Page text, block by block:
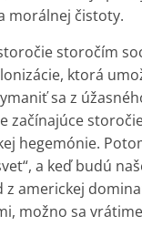
morálnej čistoty.
storočím
ktorá
sa z
začínajúce
hegemónie.
a keď budú
z americkej
možno sa